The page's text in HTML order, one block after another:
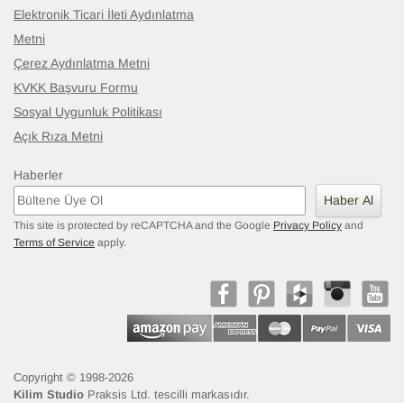
Elektronik Ticari İleti Aydınlatma
Metni
Çerez Aydınlatma Metni
KVKK Başvuru Formu
Sosyal Uygunluk Politikası
Açık Rıza Metni
Haberler
Haber Al
This site is protected by reCAPTCHA and the Google Privacy Policy and
Terms of Service apply.
Copyright © 1998-2026
Kilim Studio Praksis Ltd. tescilli markasıdır.